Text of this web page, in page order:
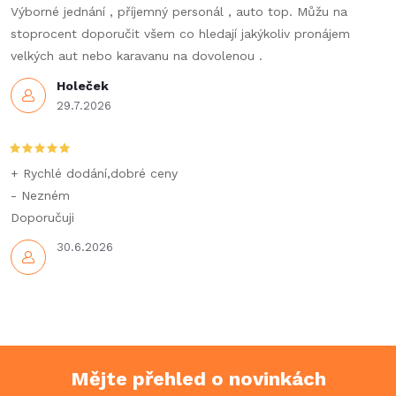
Holeček
29.7.2026
Výborné jednání , příjemný personál , auto top. Můžu na
stoprocent doporučit všem co hledají jakýkoliv pronájem
velkých aut nebo karavanu na dovolenou .
30.6.2026
+ Rychlé dodání,dobré ceny
- Nezném
Doporučuji
Mějte přehled o novinkách